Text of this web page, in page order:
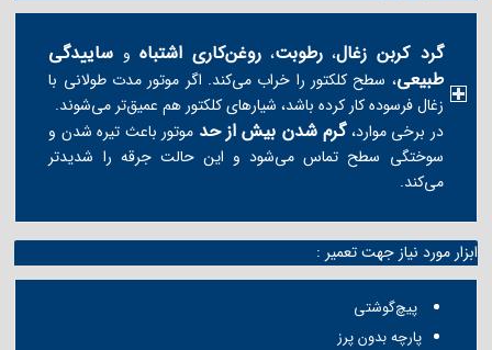
گرد کربن زغال، رطوبت،روغن‌کاری اشتباه و ساییدگی
طبیعی، سطح کلکتور را خراب می‌کند. اگر موتور مدت طولانی با
زغال فرسوده کار کرده باشد، شیارهای کلکتور هم عمیق‌تر می‌شوند.
در برخی موارد،گرم شدن بیش از حد موتور باعث تیره شدن و
سوختگی سطح تماس می‌شود و این حالت جرقه را شدیدتر
می‌کند.
ابزار مورد نیاز جهت تعمیر :
پیچ‌گوشتی
پارچه بدون پرز